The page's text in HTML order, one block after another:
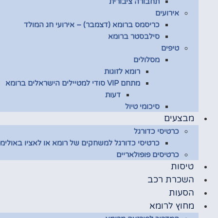
אירועים
כריסמס ברומא (דצמבר) – אירועי חג המולד
סילבסטר ברומא
טיפים
מסלולים
רומא לזוגות
מתחם VIP סודי למטיילים הישראלים ברומא
דעות
סיכומי טיול
מבצעים
כרטיסי כדורגל
כרטיסי כדורגל למשחקים של רומא או לאציו
כרטיסים פופולאריים
טיסות
השכרת רכב
הסעות
מחוץ לרומא